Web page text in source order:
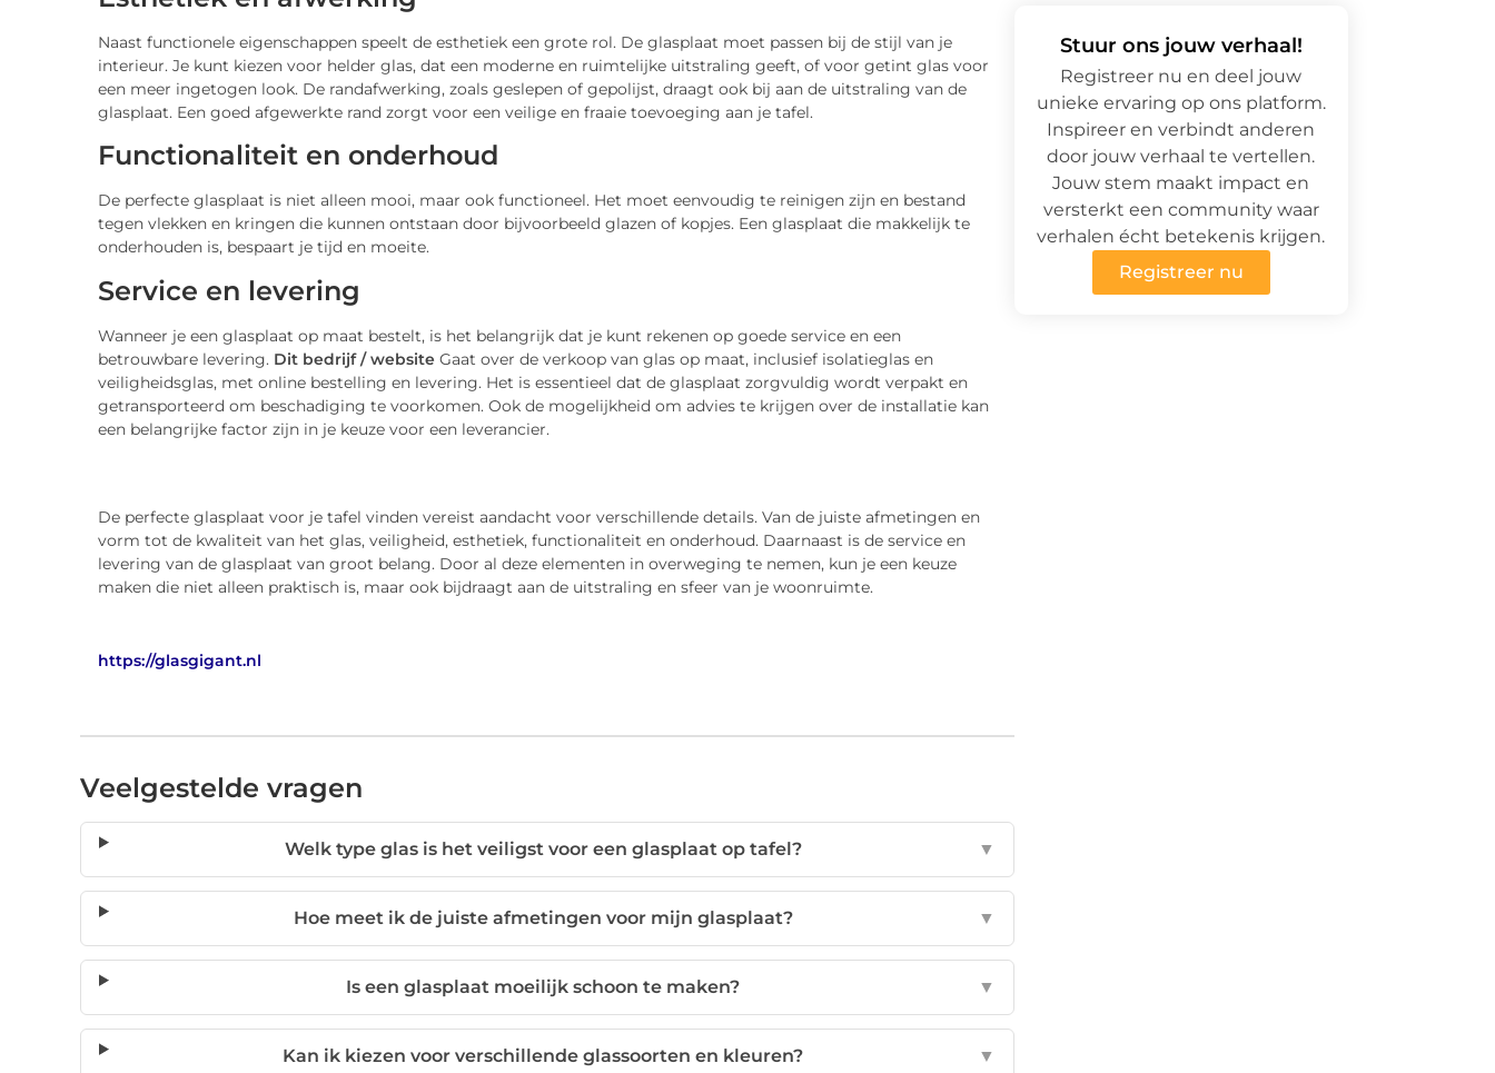
Naast functionele eigenschappen speelt de esthetiek een grote rol. De glasplaat moet passen bij de stijl van je
interieur. Je kunt kiezen voor helder glas, dat een moderne en ruimtelijke uitstraling geeft, of voor getint glas voor
een meer ingetogen look. De randafwerking, zoals geslepen of gepolijst, draagt ook bij aan de uitstraling van de
glasplaat. Een goed afgewerkte rand zorgt voor een veilige en fraaie toevoeging aan je tafel.
Functionaliteit en onderhoud
De perfecte glasplaat is niet alleen mooi, maar ook functioneel. Het moet eenvoudig te reinigen zijn en bestand
tegen vlekken en kringen die kunnen ontstaan door bijvoorbeeld glazen of kopjes. Een glasplaat die makkelijk te
onderhouden is, bespaart je tijd en moeite.
Service en levering
Wanneer je een glasplaat op maat bestelt, is het belangrijk dat je kunt rekenen op goede service en een
betrouwbare levering. Dit bedrijf / website Gaat over de verkoop van glas op maat, inclusief isolatieglas en
veiligheidsglas, met online bestelling en levering. Het is essentieel dat de glasplaat zorgvuldig wordt verpakt en
getransporteerd om beschadiging te voorkomen. Ook de mogelijkheid om advies te krijgen over de installatie kan
een belangrijke factor zijn in je keuze voor een leverancier.
De perfecte glasplaat voor je tafel vinden vereist aandacht voor verschillende details. Van de juiste afmetingen en
vorm tot de kwaliteit van het glas, veiligheid, esthetiek, functionaliteit en onderhoud. Daarnaast is de service en
levering van de glasplaat van groot belang. Door al deze elementen in overweging te nemen, kun je een keuze
maken die niet alleen praktisch is, maar ook bijdraagt aan de uitstraling en sfeer van je woonruimte.
https://glasgigant.nl
Veelgestelde vragen
Welk type glas is het veiligst voor een glasplaat op tafel? ▼
Hoe meet ik de juiste afmetingen voor mijn glasplaat? ▼
Is een glasplaat moeilijk schoon te maken? ▼
Kan ik kiezen voor verschillende glassoorten en kleuren? ▼
Stuur ons jouw verhaal!
Registreer nu en deel jouw
unieke ervaring op ons platform.
Inspireer en verbindt anderen
door jouw verhaal te vertellen.
Jouw stem maakt impact en
versterkt een community waar
verhalen écht betekenis krijgen.
Registreer nu